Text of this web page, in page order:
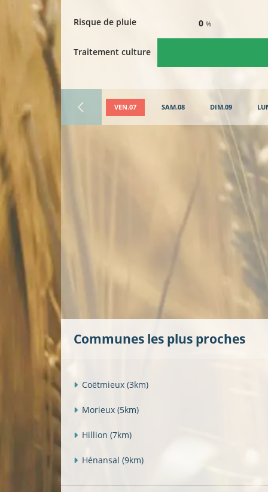
Risque de pluie
Traitement culture
0%
VEN.07 SAM.08 DIM.09
Communes les plus proches
Coëtmieux (3km)
Morieux (5km)
Hillion (7km)
Hénansal (9km)